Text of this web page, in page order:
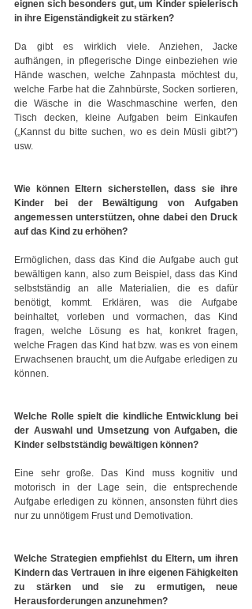
eignen sich besonders gut, um Kinder spielerisch
in ihre Eigenständigkeit zu stärken?
Da gibt es wirklich viele. Anziehen, Jacke
aufhängen, in pflegerische Dinge einbeziehen wie
Hände waschen, welche Zahnpasta möchtest du,
welche Farbe hat die Zahnbürste, Socken sortieren,
die Wäsche in die Waschmaschine werfen, den
Tisch decken, kleine Aufgaben beim Einkaufen
(„Kannst du bitte suchen, wo es dein Müsli gibt?“)
usw.
Wie können Eltern sicherstellen, dass sie ihre
Kinder bei der Bewältigung von Aufgaben
angemessen unterstützen, ohne dabei den Druck
auf das Kind zu erhöhen?
Ermöglichen, dass das Kind die Aufgabe auch gut
bewältigen kann, also zum Beispiel, dass das Kind
selbstständig an alle Materialien, die es dafür
benötigt, kommt. Erklären, was die Aufgabe
beinhaltet, vorleben und vormachen, das Kind
fragen, welche Lösung es hat, konkret fragen,
welche Fragen das Kind hat bzw. was es von einem
Erwachsenen braucht, um die Aufgabe erledigen zu
können.
Welche Rolle spielt die kindliche Entwicklung bei
der Auswahl und Umsetzung von Aufgaben, die
Kinder selbstständig bewältigen können?
Eine sehr große. Das Kind muss kognitiv und
motorisch in der Lage sein, die entsprechende
Aufgabe erledigen zu können, ansonsten führt dies
nur zu unnötigem Frust und Demotivation.
Welche Strategien empfiehlst du Eltern, um ihren
Kindern das Vertrauen in ihre eigenen Fähigkeiten
zu stärken und sie zu ermutigen, neue
Herausforderungen anzunehmen?